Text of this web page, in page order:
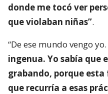
donde me tocó ver
que violaban niñas”.
“De ese mundo vengo
ingenua. Yo sabía que
grabando, porque
que recurría a esas